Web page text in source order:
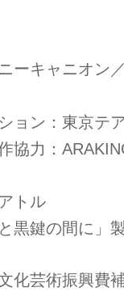
ーキャニオン
ョン：東京テ
協力：
トル
黒鍵の間に」
化芸術振興費